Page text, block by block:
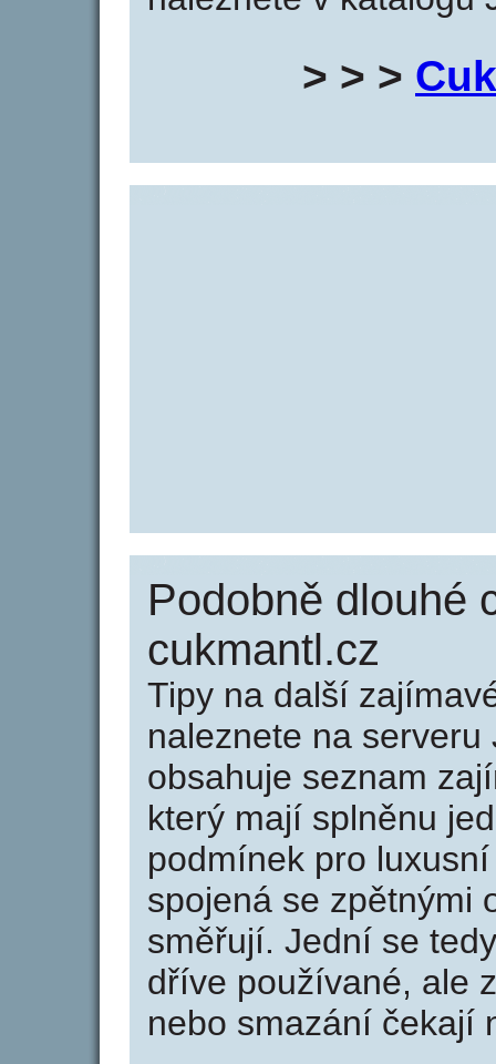
> > >
Podobně dlouhé
cukmantl.cz
Tipy na další
naleznete na serveru
obsahuje seznam
který mají splněnu
podmínek pro
spojená se zpětnými
směřují. Jední se
dříve používané, ale
nebo smazání čekají